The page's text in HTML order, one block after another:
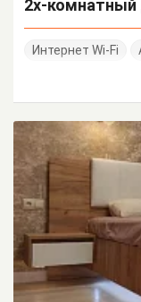
2х-
Интернет Wi-Fi